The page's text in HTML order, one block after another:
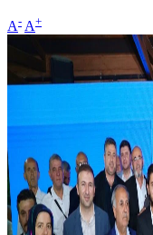
A- A+